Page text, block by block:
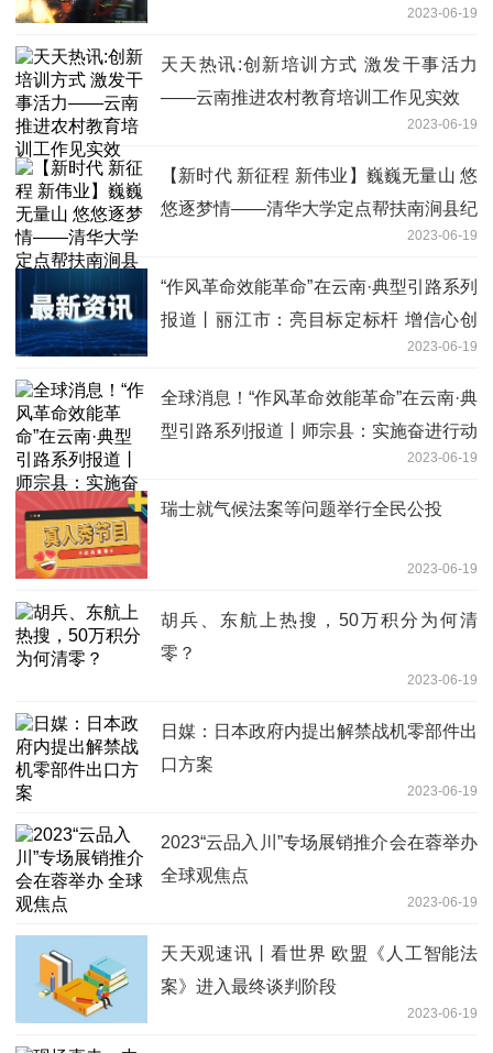
2023-06-19
天天热讯:创新培训方式 激发干事活力
——云南推进农村教育培训工作见实效
2023-06-19
【新时代 新征程 新伟业】巍巍无量山 悠
悠逐梦情——清华大学定点帮扶南涧县纪
2023-06-19
“作风革命效能革命”在云南·典型引路系列
报道丨丽江市：亮目标定标杆 增信心创
2023-06-19
全球消息！“作风革命效能革命”在云南·典
型引路系列报道丨师宗县：实施奋进行动
2023-06-19
瑞士就气候法案等问题举行全民公投
2023-06-19
胡兵、东航上热搜，50万积分为何清
零？
2023-06-19
日媒：日本政府内提出解禁战机零部件出
口方案
2023-06-19
2023“云品入川”专场展销推介会在蓉举办
全球观焦点
2023-06-19
天天观速讯丨看世界 欧盟《人工智能法
案》进入最终谈判阶段
2023-06-19